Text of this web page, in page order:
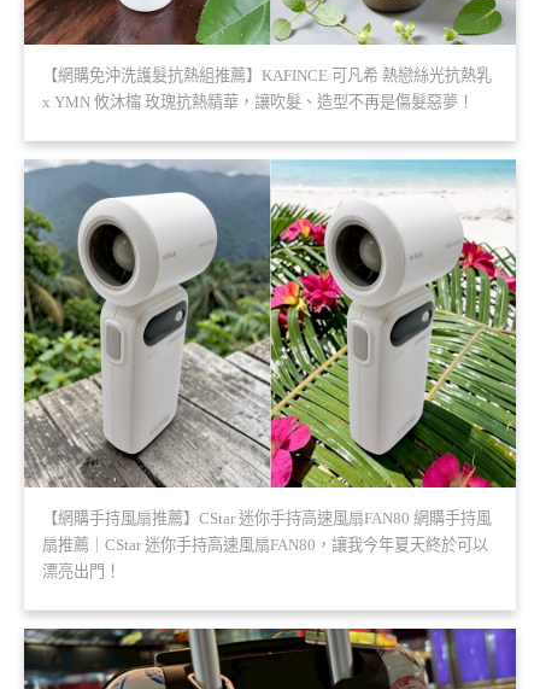
【網購免沖洗護髮抗熱組推薦】KAFINCE 可凡希 熱戀絲光抗熱乳
x YMN 攸沐橣 玫瑰抗熱精華，讓吹髮、造型不再是傷髮惡夢！
【網購手持風扇推薦】CStar 迷你手持高速風扇FAN80 網購手持風
扇推薦｜CStar 迷你手持高速風扇FAN80，讓我今年夏天終於可以
漂亮出門！